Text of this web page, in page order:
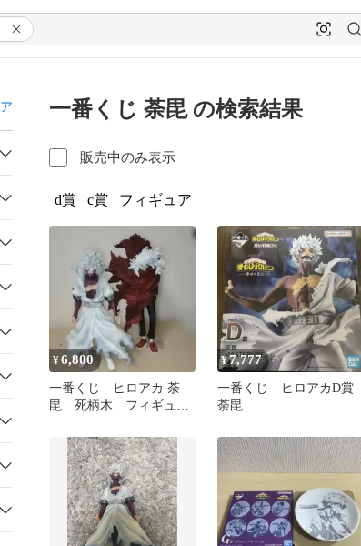
一番くじ 荼毘 の検索結果
販売中のみ表示
d賞 c賞 フィギュア
¥6,800
一番くじ ヒロアカ 荼
毘 死柄木 フィギュ
¥7,777
一番くじ ヒロアカD賞
荼毘